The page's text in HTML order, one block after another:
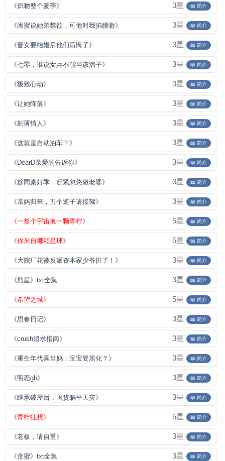
《炽吻整个夏季》 3星 📖 简介
《闺蜜说她弟禁欲，可他对我掐腰吻》 3星 📖 简介
《普女要结婚后他们后悔了》 3星 📖 简介
《七零，谁说女兵不能当该溜子》 3星 📖 简介
《极致心动》 3星 📖 简介
《让她降落》 3星 📖 简介
《刻薄情人》 3星 📖 简介
《这就是自动泊车？》 3星 📖 简介
《DearD亲爱的告诉你》 3星 📖 简介
《趁同桌好乖，赶紧忽悠做老婆》 3星 📖 简介
《亲妈归来，五个逆子请接驾》 3星 📖 简介
《一整个宇宙换一颗青柠》 5星 📖 简介
《你来自哪颗星球》 5星 📖 简介
《大院厂花被反派资本家少爷拱了！》 3星 📖 简介
《烈星》txt全集 3星 📖 简介
《希望之城》 5星 📖 简介
《思春日记》 3星 📖 简介
《crush追求指南》 3星 📖 简介
《重生年代喜当妈：宝宝要黑化？》 3星 📖 简介
《明恋gb》 3星 📖 简介
《继承破屋后，囤货躺平天灾》 3星 📖 简介
《青柠狂想》 5星 📖 简介
《老板，请自重》 3星 📖 简介
《贪蜜》txt全集 3星 📖 简介